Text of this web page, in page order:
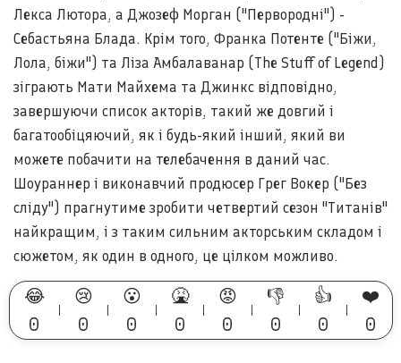
Лекса Лютора, а Джозеф Морган ("Первородні") -
Себастьяна Блада. Крім того, Франка Потенте ("Біжи,
Лола, біжи") та Ліза Амбалаванар (The Stuff of Legend)
зіграють Мати Майхема та Джинкс відповідно,
завершуючи список акторів, такий же довгий і
багатообіцяючий, як і будь-який інший, який ви
можете побачити на телебачення в даний час.
Шоураннер і виконавчий продюсер Грег Вокер ("Без
сліду") прагнутиме зробити четвертий сезон "Титанів"
найкращим, і з таким сильним акторським складом і
сюжетом, як один в одного, це цілком можливо.
😂
0
😢
0
😮
0
🤮
0
😡
0
👎
0
👍
0
❤️
0